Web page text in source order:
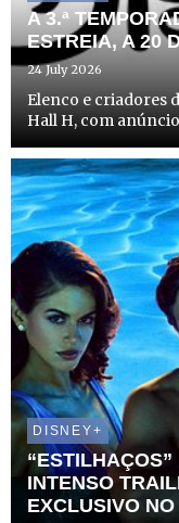
A 3.ª
ESTREIA, A 20
24 July 2026
Elenco e criadores
Hall H, com
DISNEY+
INTENSO
EXCLUSIVO